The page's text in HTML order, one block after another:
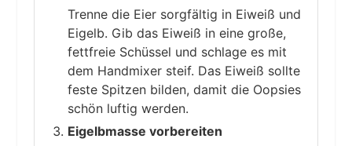
Trenne die Eier sorgfältig in Eiweiß und
Eigelb. Gib das Eiweiß in eine große,
fettfreie Schüssel und schlage es mit
dem Handmixer steif. Das Eiweiß sollte
feste Spitzen bilden, damit die Oopsies
schön luftig werden.
Eigelbmasse vorbereiten